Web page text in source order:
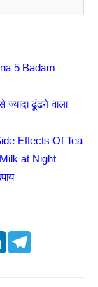
5 Badam
ढूंढने वाला
Effects Of Tea
at Night
LinkedIn